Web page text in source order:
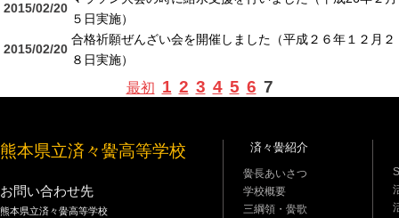
2015/02/20
５日実施）
2015/02/20
合格祈願ぜんざい会を開催しました（平成２６年１２月２
８日実施）
最初 1 2 3 4 5 6 7
熊本県立済々黌高等学校
お問い合わせ先
熊本県立済々黌高等学校
済々黌紹介
黌長あいさつ
学校概要
三綱領・黌歌